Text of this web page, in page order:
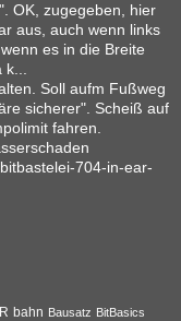
OK, zugegeben, hier
aus, auch wenn links
es in die Breite
Soll aufm Fußweg
sicherer". Scheiß auf
fahren.
704-in-ear-
bahn Bausatz BitBasics